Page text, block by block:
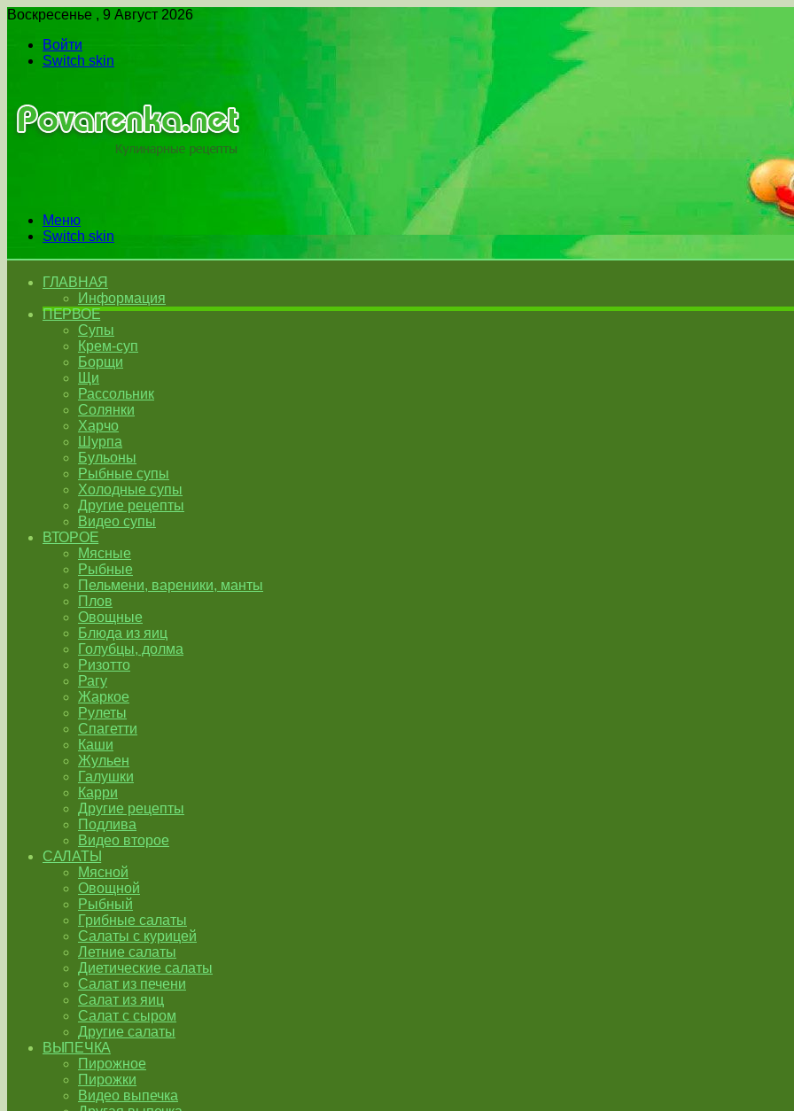
Воскресенье , 9 Август 2026
Войти
Switch skin
Меню
Switch skin
ГЛАВНАЯ
Информация
ПЕРВОЕ
Супы
Крем-суп
Борщи
Щи
Рассольник
Солянки
Харчо
Шурпа
Бульоны
Рыбные супы
Холодные супы
Другие рецепты
Видео супы
ВТОРОЕ
Мясные
Рыбные
Пельмени, вареники, манты
Плов
Овощные
Блюда из яиц
Голубцы, долма
Ризотто
Рагу
Жаркое
Рулеты
Спагетти
Каши
Жульен
Галушки
Карри
Другие рецепты
Подлива
Видео второе
САЛАТЫ
Мясной
Овощной
Рыбный
Грибные салаты
Салаты с курицей
Летние салаты
Диетические салаты
Салат из печени
Салат из яиц
Салат с сыром
Другие салаты
ВЫПЕЧКА
Пирожное
Пирожки
Видео выпечка